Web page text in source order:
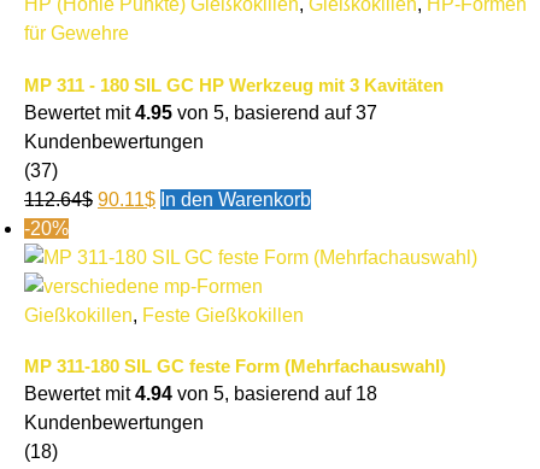
HP (Hohle Punkte) Gießkokillen, Gießkokillen, HP-Formen
für Gewehre
MP 311 - 180 SIL GC HP Werkzeug mit 3 Kavitäten
Bewertet mit4.95 von 5, basierend auf37
Kundenbewertungen
(37)
112.64$ 90.11$ In den Warenkorb
-20%
Gießkokillen, Feste Gießkokillen
MP 311-180 SIL GC feste Form (Mehrfachauswahl)
Bewertet mit4.94 von 5, basierend auf 18
Kundenbewertungen
(18)